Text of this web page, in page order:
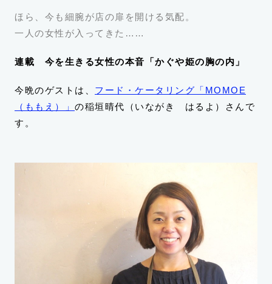
ほら、今も細腕が店の扉を開ける気配。
一人の女性が入ってきた……
連載 今を生きる女性の本音「かぐや姫の胸の内」
今晩のゲストは、 フード・ケータリング「MOMOE
（ももえ）」 の稲垣晴代（いながき はるよ）さんで
す。